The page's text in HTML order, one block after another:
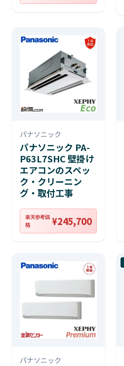
パナソニック
パナソニック PA-
P63L7SHC 壁掛け
エアコンのスペッ
ク・クリーニン
グ・取付工事
楽天参考価
格
¥245,700
パナソニック